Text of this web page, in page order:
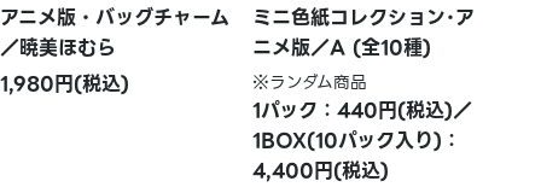
アニメ版・バッグチャーム
／暁美ほむら
1,980円(税込)
ミニ色紙コレクション･ア
ニメ版／A (全10種)
※ランダム商品
1パック：440円(税込)／
1BOX(10パック入り)：
4,400円(税込)